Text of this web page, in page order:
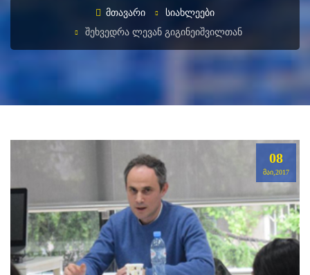
ᲛᲗᲐᲕᲐᲠᲘ
ᲡᲘᲐᲮᲚᲔᲔᲑᲘ
ᲨᲔᲮᲕᲔᲓᲠᲐ ᲚᲔᲕᲐᲜ ᲒᲘᲒᲘᲜᲔᲘᲨᲕᲘᲚᲗᲐᲜ
08
ᲛᲐᲘ,2017